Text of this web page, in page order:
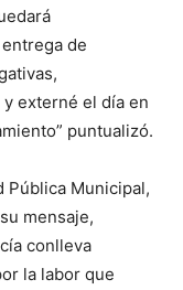
de
externé el día en
puntualizó.
Pública Municipal,
mensaje,
conlleva
la labor que